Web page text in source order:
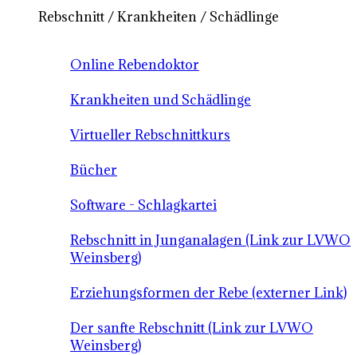
Rebschnitt / Krankheiten / Schädlinge
Online Rebendoktor
Krankheiten und Schädlinge
Virtueller Rebschnittkurs
Bücher
Software - Schlagkartei
Rebschnitt in Junganalagen (Link zur LVWO
Weinsberg)
Erziehungsformen der Rebe (externer Link)
Der sanfte Rebschnitt (Link zur LVWO
Weinsberg)